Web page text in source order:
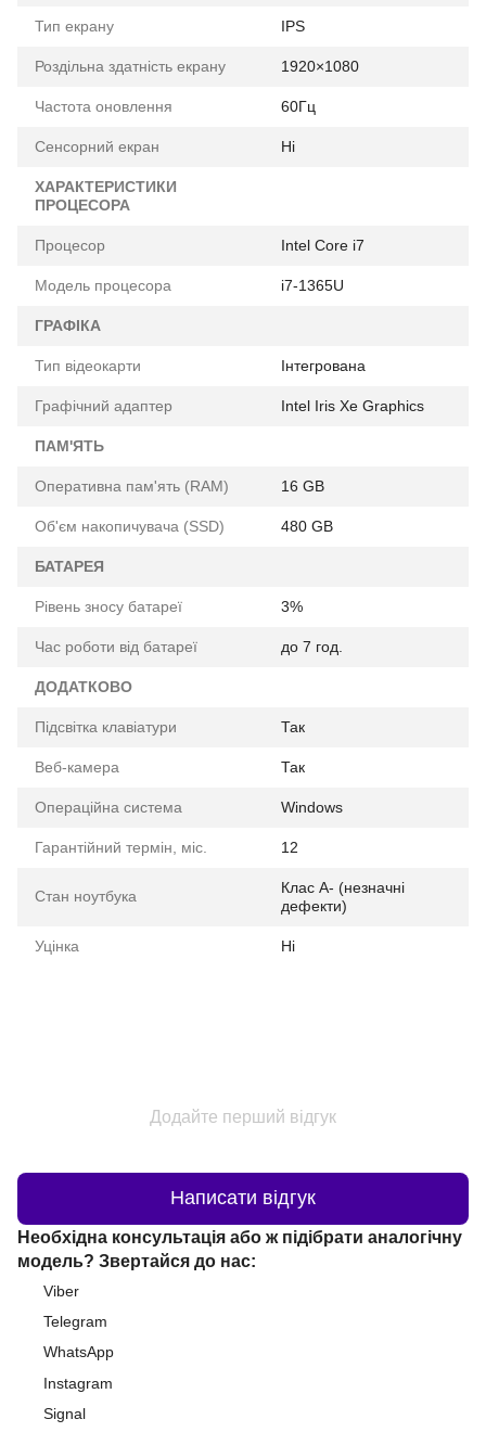
Тип екрану IPS
Роздільна здатність екрану 1920×1080
Частота оновлення 60Гц
Сенсорний екран Ні
ХАРАКТЕРИСТИКИ
ПРОЦЕСОРА
Процесор Intel Core i7
Модель процесора i7-1365U
ГРАФІКА
Тип відеокарти Інтегрована
Графічний адаптер Intel Iris Xe Graphics
ПАМ'ЯТЬ
Оперативна пам'ять (RAM) 16 GB
Об'єм накопичувача (SSD) 480 GB
БАТАРЕЯ
Рівень зносу батареї 3%
Час роботи від батареї до 7 год.
ДОДАТКОВО
Підсвітка клавіатури Так
Веб-камера Так
Операційна система Windows
Гарантійний термін, міс. 12
Стан ноутбука
Клас A- (незначні
дефекти)
Уцінка Ні
Додайте перший відгук
Написати відгук
Необхідна консультація або ж підібрати аналогічну
модель? Звертайся до нас:
Viber
Telegram
WhatsApp
Instagram
Signal